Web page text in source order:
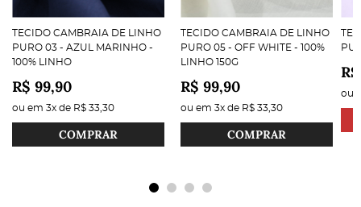
TECIDO CAMBRAIA DE LINHO
PURO 03 - AZUL MARINHO -
100% LINHO
R$ 99,90
ou em 3x de R$ 33,30
COMPRAR
TECIDO CAMBRAIA DE LINHO
PURO 05 - OFF WHITE - 100%
LINHO 150G
R$ 99,90
ou em 3x de R$ 33,30
COMPRAR
ou